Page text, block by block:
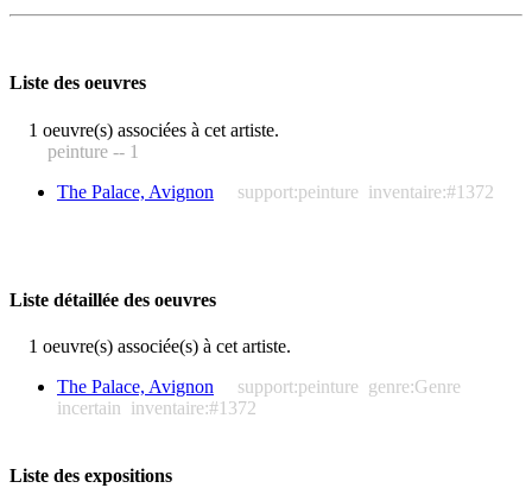
Liste des oeuvres
1 oeuvre(s) associées à cet artiste.
peinture -- 1
The Palace, Avignon
support:peinture inventaire:#1372
Liste détaillée des oeuvres
1 oeuvre(s) associée(s) à cet artiste.
The Palace, Avignon
support:peinture genre:Genre
incertain inventaire:#1372
Liste des expositions